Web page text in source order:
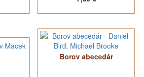
Borov abecedár